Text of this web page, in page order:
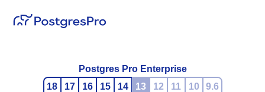
Postgres Pro Enterprise
18
17 16 15 14 13 12 11 10 9.6